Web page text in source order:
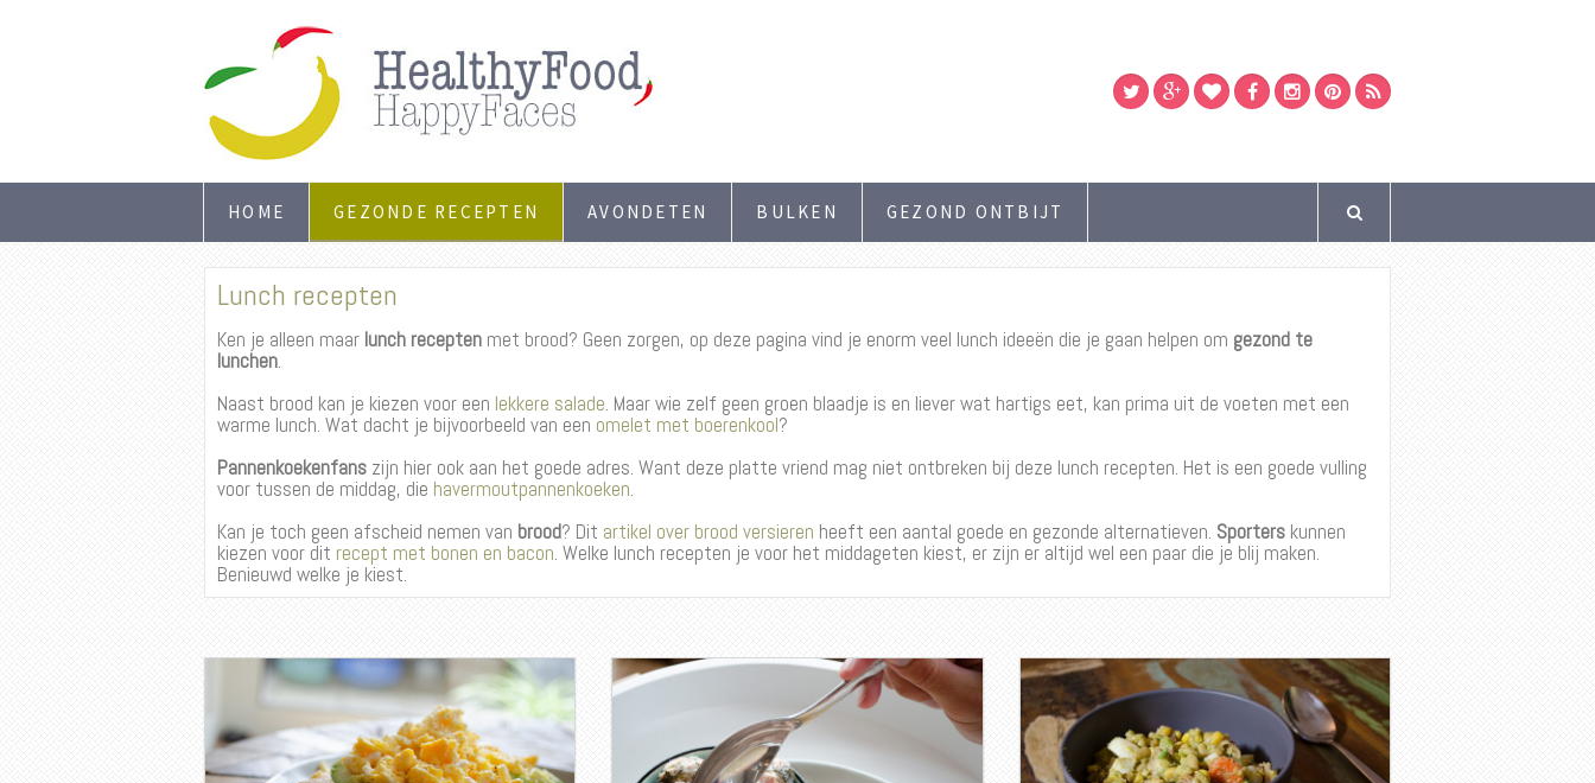
HOME GEZONDE RECEPTEN AVONDETEN BULKEN GEZOND ONTBIJT
Lunch recepten
Ken je alleen maar lunch recepten met brood? Geen zorgen, op deze pagina vind je enorm veel lunch ideeën die je gaan helpen om gezond te
lunchen.
Naast brood kan je kiezen voor een lekkere salade. Maar wie zelf geen groen blaadje is en liever wat hartigs eet, kan prima uit de voeten met een
warme lunch. Wat dacht je bijvoorbeeld van een omelet met boerenkool?
Pannenkoekenfans zijn hier ook aan het goede adres. Want deze platte vriend mag niet ontbreken bij deze lunch recepten. Het is een goede vulling
voor tussen de middag, die havermoutpannenkoeken.
Kan je toch geen afscheid nemen van brood? Dit artikel over brood versieren heeft een aantal goede en gezonde alternatieven. Sporters kunnen
kiezen voor dit recept met bonen en bacon. Welke lunch recepten je voor het middageten kiest, er zijn er altijd wel een paar die je blij maken.
Benieuwd welke je kiest.